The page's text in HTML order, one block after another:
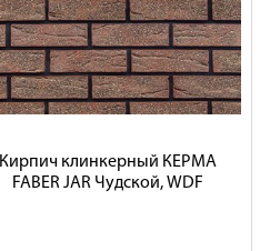
Кирпич клинкерный КЕРМА
FABER JAR Чудской, WDF